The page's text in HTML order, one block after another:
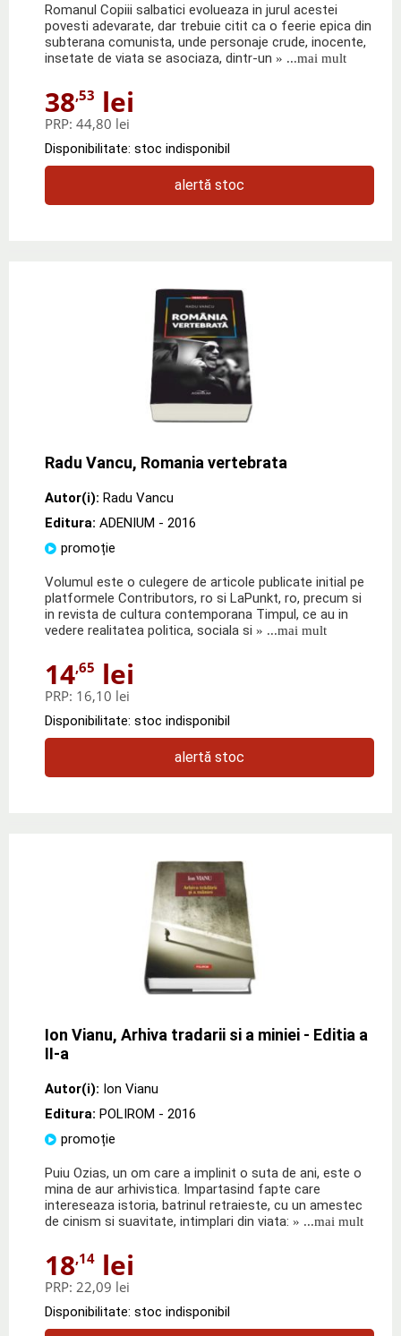
Romanul Copiii salbatici evolueaza in jurul acestei
povesti adevarate, dar trebuie citit ca o feerie epica din
subterana comunista, unde personaje crude, inocente,
insetate de viata se asociaza, dintr-un » ...mai mult
38,53 lei
PRP: 44,80 lei
Disponibilitate: stoc indisponibil
alertă stoc
Radu Vancu, Romania vertebrata
Autor(i): Radu Vancu
Editura: ADENIUM - 2016
promoție
Volumul este o culegere de articole publicate initial pe
platformele Contributors, ro si LaPunkt, ro, precum si
in revista de cultura contemporana Timpul, ce au in
vedere realitatea politica, sociala si » ...mai mult
14,65 lei
PRP: 16,10 lei
Disponibilitate: stoc indisponibil
alertă stoc
Ion Vianu, Arhiva tradarii si a miniei - Editia a
II-a
Autor(i): Ion Vianu
Editura: POLIROM - 2016
promoție
Puiu Ozias, un om care a implinit o suta de ani, este o
mina de aur arhivistica. Impartasind fapte care
intereseaza istoria, batrinul retraieste, cu un amestec
de cinism si suavitate, intimplari din viata: » ...mai mult
18,14 lei
PRP: 22,09 lei
Disponibilitate: stoc indisponibil